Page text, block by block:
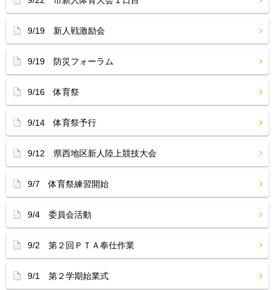
9/19 新人戦激励会
9/19 防災フォーラム
9/16 体育祭
9/14 体育祭予行
9/12 県西地区新人陸上競技大会
9/7 体育祭練習開始
9/4 委員会活動
9/2 第２回ＰＴＡ奉仕作業
9/1 第２学期始業式